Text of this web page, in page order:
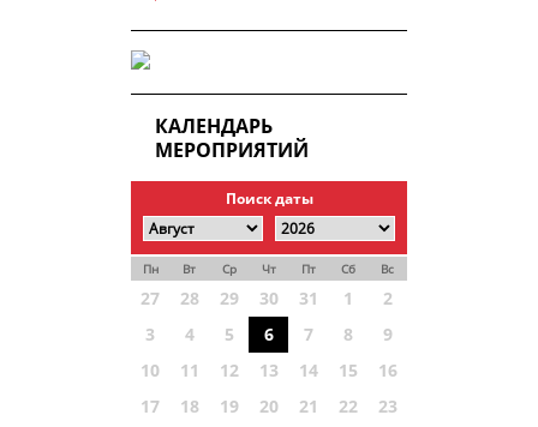
КАЛЕНДАРЬ
МЕРОПРИЯТИЙ
Поиск даты
Пн Вт Ср Чт Пт Сб Вс
27 28 29 30 31 1
2
3
4 5 6 7 8
9
10
11 12 13 14 15
16
17
18 19 20 21 22 23